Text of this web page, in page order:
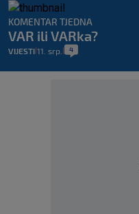
KOMENTAR TJEDNA
VAR ili VARka?
VIJESTI 11. srp. 4